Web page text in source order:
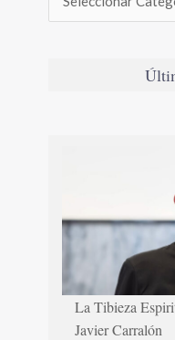
La Tibieza
Javier Carralón